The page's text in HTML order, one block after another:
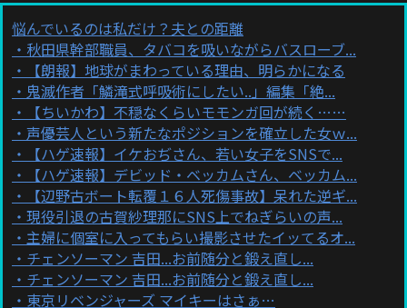
悩んでいるのは私だけ？夫との距離
秋田県幹部職員、タバコを吸いながらバスローブ...
【朗報】地球がまわっている理由、明らかになる
鬼滅作者「鱗滝式呼吸術にしたい..」編集「絶...
【ちいかわ】不穏なくらいモモンガ回が続く……
声優芸人という新たなポジションを確立した女ｗ...
【ハゲ速報】イケおぢさん、若い女子をSNSで...
【ハゲ速報】デビッド・ベッカムさん、ベッカム...
【辺野古ボート転覆１６人死傷事故】呆れた逆ギ...
現役引退の古賀紗理那にSNS上でねぎらいの声...
主婦に個室に入ってもらい撮影させたイッてるオ...
チェンソーマン 吉田...お前随分と鍛え直し...
チェンソーマン 吉田...お前随分と鍛え直し...
東京リベンジャーズ マイキーはさぁ…